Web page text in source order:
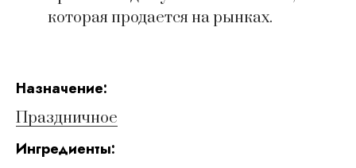
которая продается на рынках.
Hазначение:
Праздничное
Ингредиенты: